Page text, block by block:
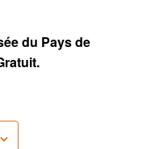
du Pays de